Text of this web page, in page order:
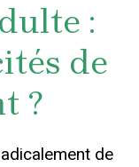
:
de
?
de